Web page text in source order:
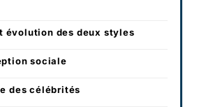
évolution des deux styles
sociale
des célébrités